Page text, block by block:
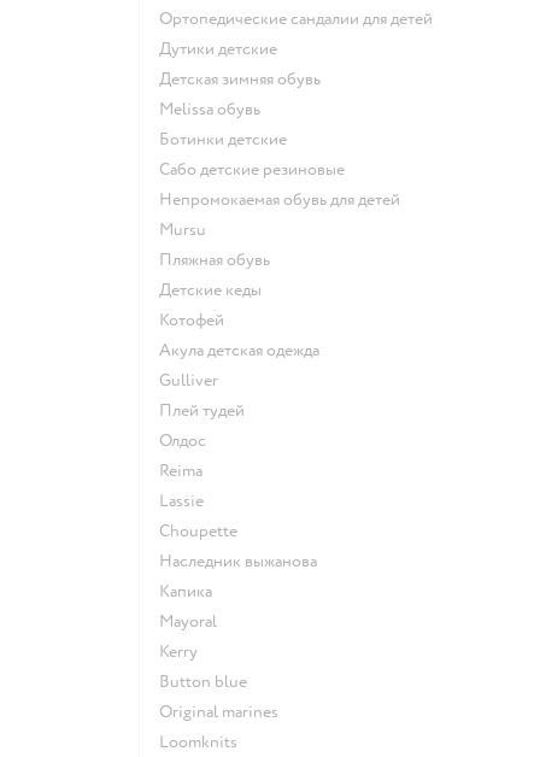
Ортопедические сандалии для детей
Дутики детские
Детская зимняя обувь
Melissa обувь
Ботинки детские
Сабо детские резиновые
Непромокаемая обувь для детей
Mursu
Пляжная обувь
Детские кеды
Котофей
Акула детская одежда
Gulliver
Плей тудей
Олдос
Reima
Lassie
Choupette
Наследник выжанова
Капика
Mayoral
Kerry
Button blue
Original marines
Loomknits